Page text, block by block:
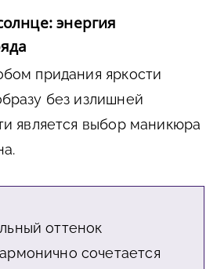
энергия
придания яркости
без излишней
является выбор маникюра
оттенок
сочетается